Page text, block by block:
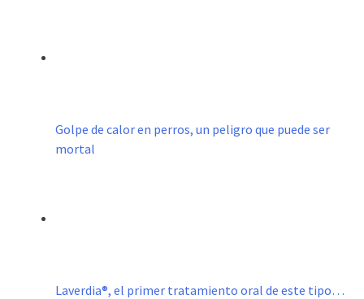
Golpe de calor en perros, un peligro que puede ser
mortal
Laverdia®, el primer tratamiento oral de este tipo…